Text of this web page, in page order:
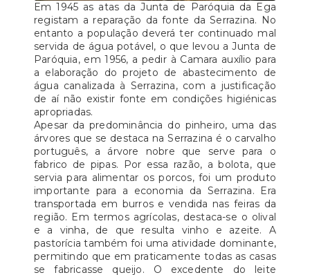
Em 1945 as atas da Junta de Paróquia da Ega
registam a reparação da fonte da Serrazina. No
entanto a população deverá ter continuado mal
servida de água potável, o que levou a Junta de
Paróquia, em 1956, a pedir à Camara auxílio para
a elaboração do projeto de abastecimento de
água canalizada à Serrazina, com a justificação
de aí não existir fonte em condições higiénicas
apropriadas.
Apesar da predominância do pinheiro, uma das
árvores que se destaca na Serrazina é o carvalho
português, a árvore nobre que serve para o
fabrico de pipas. Por essa razão, a bolota, que
servia para alimentar os porcos, foi um produto
importante para a economia da Serrazina. Era
transportada em burros e vendida nas feiras da
região. Em termos agrícolas, destaca-se o olival
e a vinha, de que resulta vinho e azeite. A
pastorícia também foi uma atividade dominante,
permitindo que em praticamente todas as casas
se fabricasse queijo. O excedente do leite